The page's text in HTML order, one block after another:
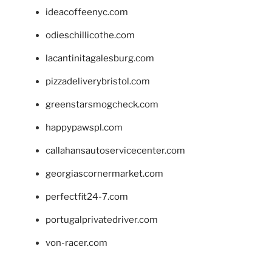
ideacoffeenyc.com
odieschillicothe.com
lacantinitagalesburg.com
pizzadeliverybristol.com
greenstarsmogcheck.com
happypawspl.com
callahansautoservicecenter.com
georgiascornermarket.com
perfectfit24-7.com
portugalprivatedriver.com
von-racer.com